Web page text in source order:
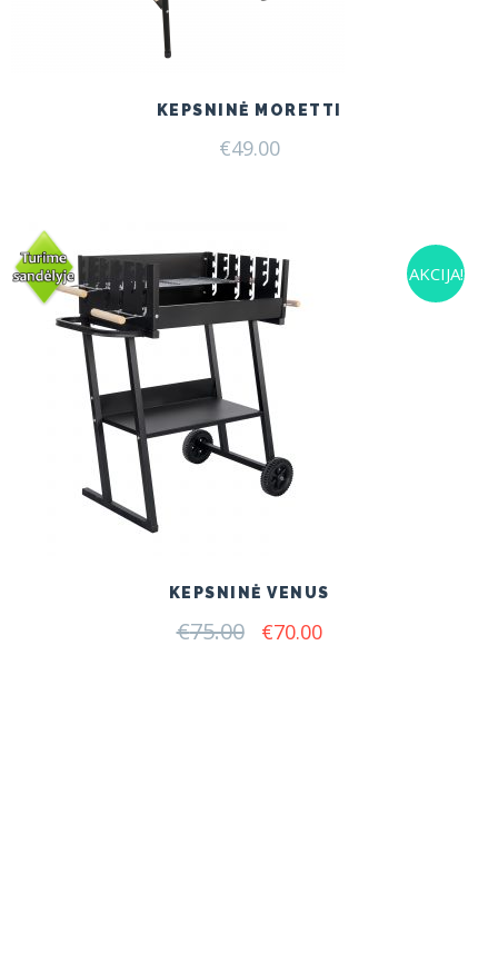
KEPSNINĖ MORETTI
€49.00
AKCIJA!
KEPSNINĖ VENUS
€75.00 Original
€70.00Current